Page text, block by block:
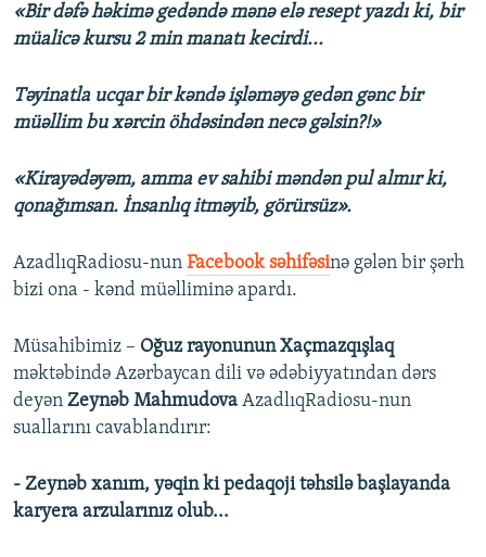
«Bir dəfə həkimə gedəndə mənə elə resept yazdı ki, bir
müalicə kursu 2 min manatı kecirdi...
Təyinatla ucqar bir kəndə işləməyə gedən gənc bir
müəllim bu xərcin öhdəsindən necə gəlsin?!»
«Kirayədəyəm, amma ev sahibi məndən pul almır ki,
qonağımsan. İnsanlıq itməyib, görürsüz».
AzadlıqRadiosu-nun Facebook səhifəsinə gələn bir şərh
bizi ona - kənd müəlliminə apardı.
Müsahibimiz – Oğuz rayonunun Xaçmazqışlaq
məktəbində Azərbaycan dili və ədəbiyyatından dərs
deyən Zeynəb Mahmudova AzadlıqRadiosu-nun
suallarını cavablandırır:
- Zeynəb xanım, yəqin ki pedaqoji təhsilə başlayanda
karyera arzularınız olub...